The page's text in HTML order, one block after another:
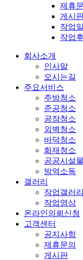
제휴
게시
작업
작업후
회사소개
인사말
오시는길
주요서비스
주방청소
준공청소
공장청소
외벽청소
바닥청소
화재청소
공공시설
방역소독
갤러리
작업갤러리
작업영상
온라인의뢰신청
고객센터
공지사항
제휴문의
게시판